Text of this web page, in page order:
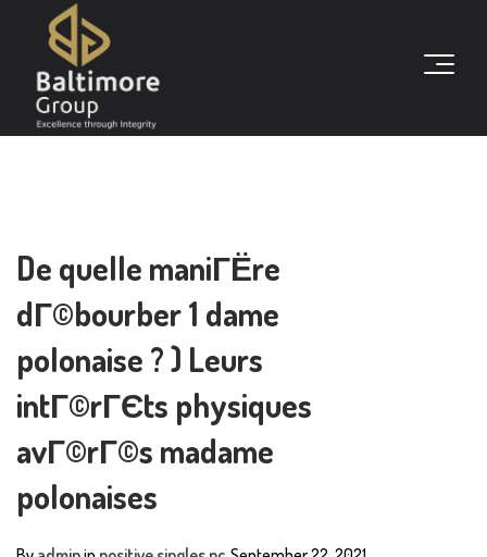
De quelle maniГЁre
dГ©bourber 1 dame
polonaise ? ) Leurs
intГ©rГЄts physiques
avГ©rГ©s madame
polonaises